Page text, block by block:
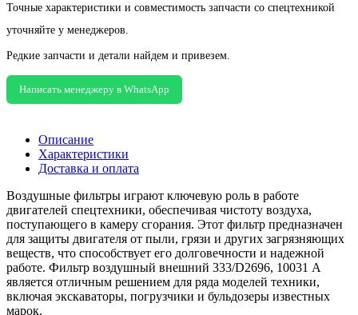
Точные характеристики и совместимость запчасти со спецтехникой
уточняйте у менеджеров.
Редкие запчасти и детали найдем и привезем.
Написать менеджеру в WhatsApp
Описание
Характеристики
Доставка и оплата
Воздушные фильтры играют ключевую роль в работе
двигателей спецтехники, обеспечивая чистоту воздуха,
поступающего в камеру сгорания. Этот фильтр предназначен
для защиты двигателя от пыли, грязи и других загрязняющих
веществ, что способствует его долговечности и надежной
работе. Фильтр воздушный внешний 333/D2696, 10031 А
является отличным решением для ряда моделей техники,
включая экскаваторы, погрузчики и бульдозеры известных
марок.